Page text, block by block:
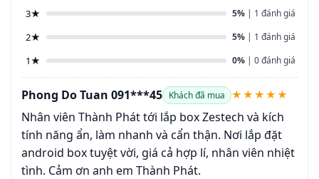
3★ 5% | 1 đánh giá
2★ 5% | 1 đánh giá
1★ 0% | 0 đánh giá
Phong Do Tuan 091***45 Khách đã mua ★★★★★
Nhân viên Thành Phát tới lắp box Zestech và kích
tính năng ẩn, làm nhanh và cẩn thận. Nơi lắp đặt
android box tuyệt vời, giá cả hợp lí, nhân viên nhiệt
tình. Cảm ơn anh em Thành Phát.